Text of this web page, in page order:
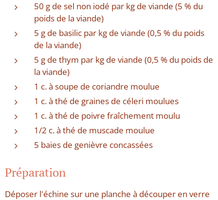
50 g de sel non iodé par kg de viande (5 % du
poids de la viande)
5 g de basilic par kg de viande (0,5 % du poids
de la viande)
5 g de thym par kg de viande (0,5 % du poids de
la viande)
1 c. à soupe de coriandre moulue
1 c. à thé de graines de céleri moulues
1 c. à thé de poivre fraîchement moulu
1/2 c. à thé de muscade moulue
5 baies de genièvre concassées
Préparation
Déposer l'échine sur une planche à découper en verre